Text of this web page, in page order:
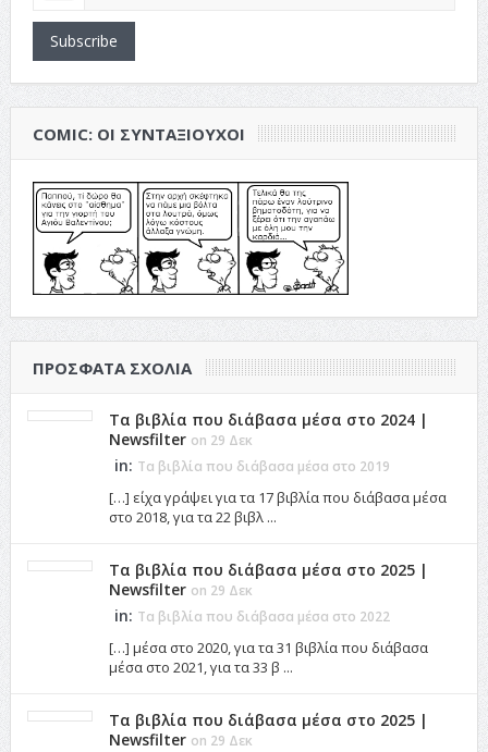
Subscribe
COMIC: ΟΙ ΣΥΝΤΑΞΙΟΎΧΟΙ
ΠΡΌΣΦΑΤΑ ΣΧΌΛΙΑ
Τα βιβλία που διάβασα μέσα στο 2024 |
Newsfilter on 29 Δεκ
in: Τα βιβλία που διάβασα μέσα στο 2019
[…] είχα γράψει για τα 17 βιβλία που διάβασα μέσα
στο 2018, για τα 22 βιβλ ...
Τα βιβλία που διάβασα μέσα στο 2025 |
Newsfilter on 29 Δεκ
in: Τα βιβλία που διάβασα μέσα στο 2022
[…] μέσα στο 2020, για τα 31 βιβλία που διάβασα
μέσα στο 2021, για τα 33 β ...
Τα βιβλία που διάβασα μέσα στο 2025 |
Newsfilter on 29 Δεκ